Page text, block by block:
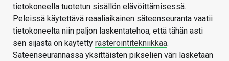
tietokoneella tuotetun sisällön elävöittämisessä.
Peleissä käytettävä reaaliaikainen säteenseuranta vaatii
tietokoneelta niin paljon laskentatehoa, että tähän asti
sen sijasta on käytetty rasterointitekniikkaa.
Säteenseurannassa yksittäisten pikselien väri lasketaan